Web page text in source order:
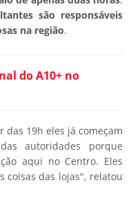
são responsáveis
na região.
do A10+ no
das 19h eles já começam
autoridades porque
aqui no Centro. Eles
coisas das lojas", relatou